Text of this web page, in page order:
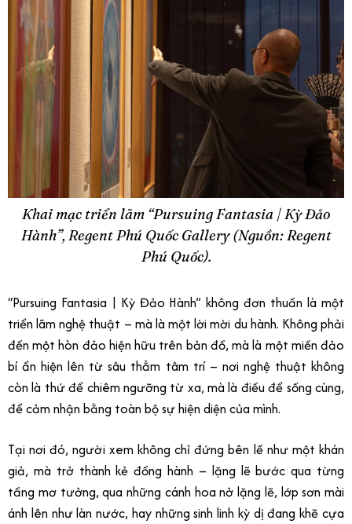
Khai mạc triển lãm “Pursuing Fantasia | Kỳ Đảo
Hành”, Regent Phú Quốc Gallery (Nguồn: Regent
Phú Quốc).
“Pursuing Fantasia | Kỳ Đảo Hành” không đơn thuần là một
triển lãm nghệ thuật – mà là một lời mời du hành. Không phải
đến một hòn đảo hiện hữu trên bản đồ, mà là một miền đảo
bí ẩn hiện lên từ sâu thẳm tâm trí – nơi nghệ thuật không
còn là thứ để chiêm ngưỡng từ xa, mà là điều để sống cùng,
để cảm nhận bằng toàn bộ sự hiện diện của mình.
Tại nơi đó, người xem không chỉ đứng bên lề như một khán
giả, mà trở thành kẻ đồng hành – lặng lẽ bước qua từng
tầng mơ tưởng, qua những cánh hoa nở lặng lẽ, lớp sơn mài
ánh lên như làn nước, hay những sinh linh kỳ dị đang khẽ cựa